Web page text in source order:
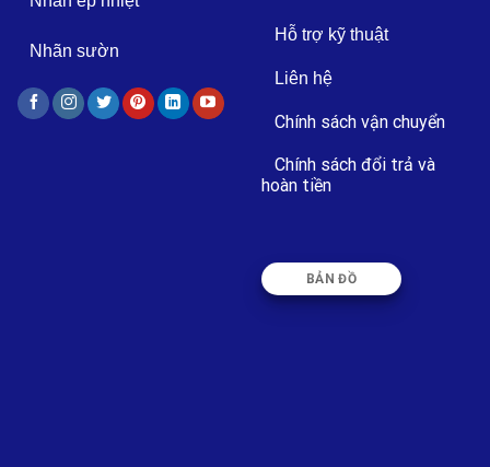
Nhãn sườn
Hỗ trợ kỹ thuật
Liên hệ
Chính sách vận chuyển
Chính sách đổi trả và
hoàn tiền
BẢN ĐỒ